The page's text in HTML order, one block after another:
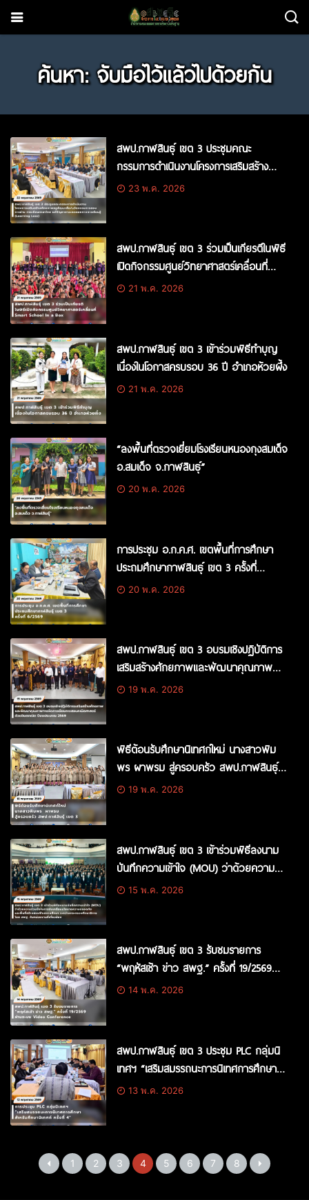
ค้นหา: จับมือไว้แล้วไปด้วยกัน
สพป.กาฬสินธุ์ เขต 3 ประชุมคณะ
กรรมการดำเนินงานโครงการเสริมสร้าง
ศักยภาพครูพัฒนาสื่อ/นวัตกรรมการสอน
23 พ.ค. 2026
สพป.กาฬสินธุ์ เขต 3 ร่วมเป็นเกียรติในพิธี
เปิดกิจกรรมศูนย์วิทยาศาสตร์เคลื่อนที่
Smart School In a Box
21 พ.ค. 2026
สพป.กาฬสินธุ์ เขต 3 เข้าร่วมพิธีทำบุญ
เนื่องในโอกาสครบรอบ 36 ปี อำเภอห้วยผึ้ง
21 พ.ค. 2026
“ลงพื้นที่ตรวจเยี่ยมโรงเรียนหนองกุงสมเด็จ
อ.สมเด็จ จ.กาฬสินธุ์”
20 พ.ค. 2026
การประชุม อ.ก.ค.ศ. เขตพื้นที่การศึกษา
ประถมศึกษากาฬสินธุ์ เขต 3 ครั้งที่
6/2569
20 พ.ค. 2026
สพป.กาฬสินธุ์ เขต 3 อบรมเชิงปฏิบัติการ
เสริมสร้างศักยภาพและพัฒนาคุณภาพ
การจัดการเรียนการสอนคณิตศาสตร์ด้วย
19 พ.ค. 2026
พิธีต้อนรับศึกษานิเทศก์ใหม่ นางสาวพิม
พร ผาพรม สู่ครอบครัว สพป.กาฬสินธุ์
เขต 319 พ.ค. 2026
สพป.กาฬสินธุ์ เขต 3 เข้าร่วมพิธีลงนาม
บันทึกความเข้าใจ (MOU) ว่าด้วยความ
ร่วมมือในการขับเคลื่อนนโยบายความ
15 พ.ค. 2026
สพป.กาฬสินธุ์ เขต 3 รับชมรายการ
“พฤหัสเช้า ข่าว สพฐ.” ครั้งที่ 19/2569
ผ่านระบบ Video Conference
14 พ.ค. 2026
สพป.กาฬสินธุ์ เขต 3 ประชุม PLC กลุ่มนิ
เทศฯ “เสริมสมรรถนะการนิเทศการศึกษา
สำหรับศึกษานิเทศก์ ครั้งที่ 4″
13 พ.ค. 2026
1 2 3 4 5 6 7 8